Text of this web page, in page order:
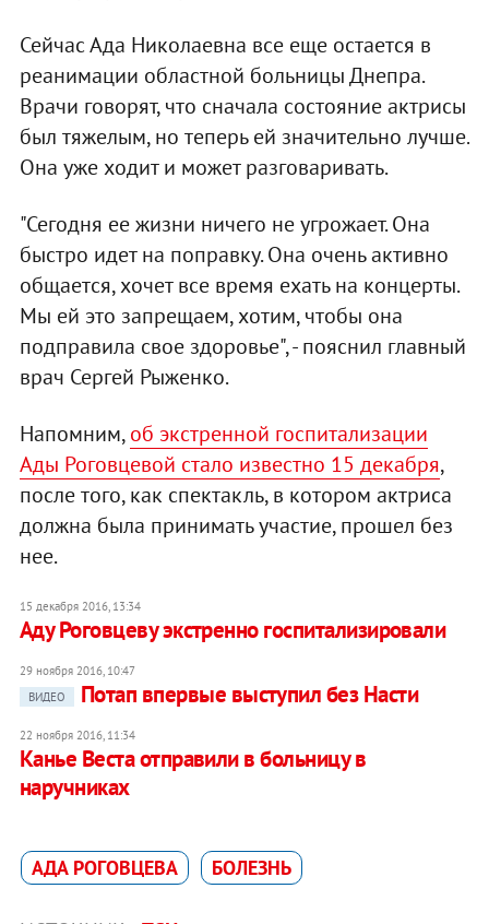
Сейчас Ада Николаевна все еще остается в
реанимации областной больницы Днепра.
Врачи говорят, что сначала состояние актрисы
был тяжелым, но теперь ей значительно лучше.
Она уже ходит и может разговаривать.
"Сегодня ее жизни ничего не угрожает. Она
быстро идет на поправку. Она очень активно
общается, хочет все время ехать на концерты.
Мы ей это запрещаем, хотим, чтобы она
подправила свое здоровье", - пояснил главный
врач Сергей Рыженко.
Напомним,об экстренной госпитализации
Ады Роговцевой стало известно 15 декабря,
после того, как спектакль, в котором актриса
должна была принимать участие, прошел без
нее.
15 декабря 2016, 13:34
Аду Роговцеву экстренно госпитализировали
29 ноября 2016, 10:47
ВИДЕО
Потап впервые выступил без Насти
22 ноября 2016, 11:34
Канье Веста отправили в больницу в
наручниках
АДА РОГОВЦЕВА БОЛЕЗНЬ